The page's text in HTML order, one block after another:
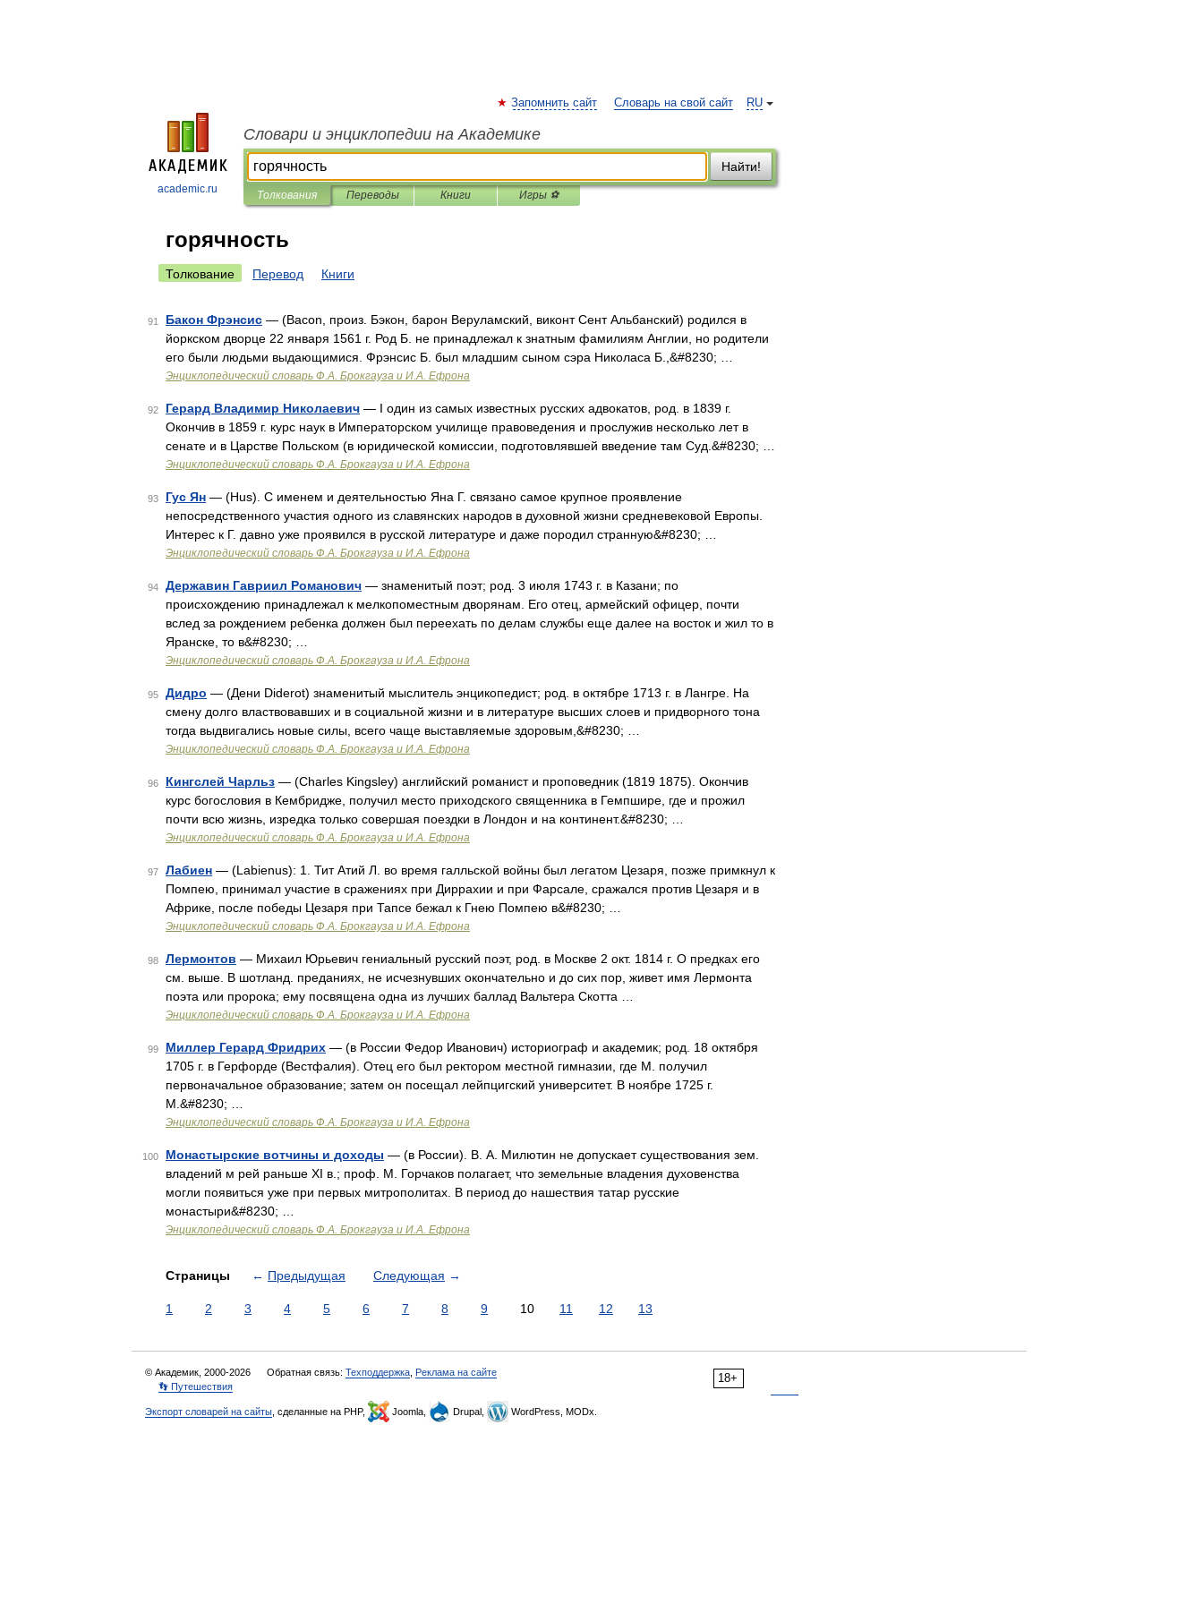
academic.ru
RU
Запомнить сайт Словарь на свой сайт
Словари и энциклопедии на Академике
Найти!
Толкования Переводы Книги Игры ⚽
горячность
Толкование Перевод Книги
91 Бакон Фрэнсис — (Bacon, произ. Бэкон, барон Веруламский, виконт Сент Альбанский) родился в
йоркском дворце 22 января 1561 г. Род Б. не принадлежал к знатным фамилиям Англии, но родители
его были людьми выдающимися. Фрэнсис Б. был младшим сыном сэра Николаса Б.,&#8230; …
Энциклопедический словарь Ф.А. Брокгауза и И.А. Ефрона
92 Герард Владимир Николаевич — I один из самых известных русских адвокатов, род. в 1839 г.
Окончив в 1859 г. курс наук в Императорском училище правоведения и прослужив несколько лет в
сенате и в Царстве Польском (в юридической комиссии, подготовлявшей введение там Суд.&#8230; …
Энциклопедический словарь Ф.А. Брокгауза и И.А. Ефрона
93 Гус Ян — (Hus). С именем и деятельностью Яна Г. связано самое крупное проявление
непосредственного участия одного из славянских народов в духовной жизни средневековой Европы.
Интерес к Г. давно уже проявился в русской литературе и даже породил странную&#8230; …
Энциклопедический словарь Ф.А. Брокгауза и И.А. Ефрона
94 Державин Гавриил Романович — знаменитый поэт; род. 3 июля 1743 г. в Казани; по
происхождению принадлежал к мелкопоместным дворянам. Его отец, армейский офицер, почти
вслед за рождением ребенка должен был переехать по делам службы еще далее на восток и жил то в
Яранске, то в&#8230; …
Энциклопедический словарь Ф.А. Брокгауза и И.А. Ефрона
95 Дидро — (Дени Diderot) знаменитый мыслитель энцикопедист; род. в октябре 1713 г. в Лангре. На
смену долго властвовавших и в социальной жизни и в литературе высших слоев и придворного тона
тогда выдвигались новые силы, всего чаще выставляемые здоровым,&#8230; …
Энциклопедический словарь Ф.А. Брокгауза и И.А. Ефрона
96 Кингслей Чарльз — (Charles Kingsley) английский романист и проповедник (1819 1875). Окончив
курс богословия в Кембридже, получил место приходского священника в Гемпшире, где и прожил
почти всю жизнь, изредка только совершая поездки в Лондон и на континент.&#8230; …
Энциклопедический словарь Ф.А. Брокгауза и И.А. Ефрона
97 Лабиен — (Labienus): 1. Тит Атий Л. во время галльской войны был легатом Цезаря, позже примкнул к
Помпею, принимал участие в сражениях при Диррахии и при Фарсале, сражался против Цезаря и в
Африке, после победы Цезаря при Тапсе бежал к Гнею Помпею в&#8230; …
Энциклопедический словарь Ф.А. Брокгауза и И.А. Ефрона
98 Лермонтов — Михаил Юрьевич гениальный русский поэт, род. в Москве 2 окт. 1814 г. О предках его
см. выше. В шотланд. преданиях, не исчезнувших окончательно и до сих пор, живет имя Лермонта
поэта или пророка; ему посвящена одна из лучших баллад Вальтера Скотта …
Энциклопедический словарь Ф.А. Брокгауза и И.А. Ефрона
99 Миллер Герард Фридрих — (в России Федор Иванович) историограф и академик; род. 18 октября
1705 г. в Герфорде (Вестфалия). Отец его был ректором местной гимназии, где М. получил
первоначальное образование; затем он посещал лейпцигский университет. В ноябре 1725 г.
М.&#8230; …
Энциклопедический словарь Ф.А. Брокгауза и И.А. Ефрона
100 Монастырские вотчины и доходы — (в России). В. А. Милютин не допускает существования зем.
владений м рей раньше XI в.; проф. М. Горчаков полагает, что земельные владения духовенства
могли появиться уже при первых митрополитах. В период до нашествия татар русские
монастыри&#8230; …
Энциклопедический словарь Ф.А. Брокгауза и И.А. Ефрона
Страницы ← Предыдущая Следующая →
1 2 3 4 5 6 7 8 9 10 11 12 13
18+
© Академик, 2000-2026 Обратная связь: Техподдержка Реклама на сайте
👣 Путешествия
Экспорт словарей на сайты , сделанные на PHP, Joomla, Drupal, WordPress, MODx.